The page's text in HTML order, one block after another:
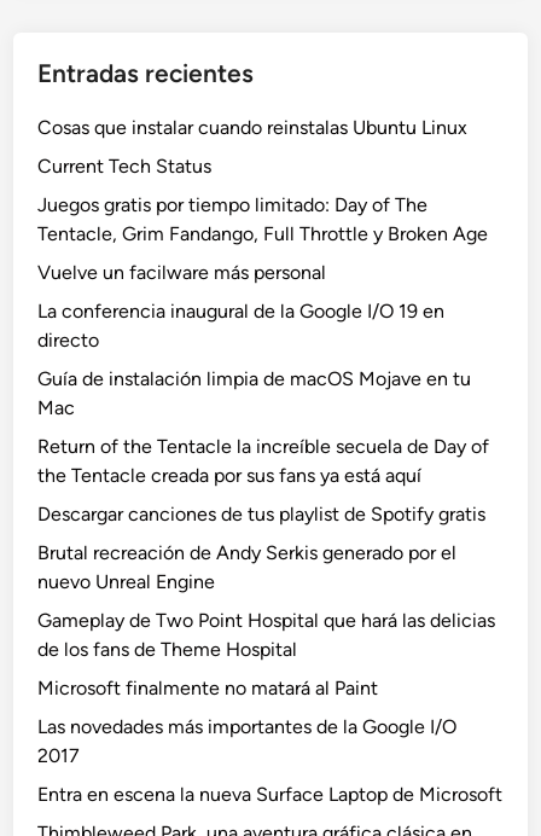
Entradas recientes
Cosas que instalar cuando reinstalas Ubuntu Linux
Current Tech Status
Juegos gratis por tiempo limitado: Day of The
Tentacle, Grim Fandango, Full Throttle y Broken Age
Vuelve un facilware más personal
La conferencia inaugural de la Google I/O 19 en
directo
Guía de instalación limpia de macOS Mojave en tu
Mac
Return of the Tentacle la increíble secuela de Day of
the Tentacle creada por sus fans ya está aquí
Descargar canciones de tus playlist de Spotify gratis
Brutal recreación de Andy Serkis generado por el
nuevo Unreal Engine
Gameplay de Two Point Hospital que hará las delicias
de los fans de Theme Hospital
Microsoft finalmente no matará al Paint
Las novedades más importantes de la Google I/O
2017
Entra en escena la nueva Surface Laptop de Microsoft